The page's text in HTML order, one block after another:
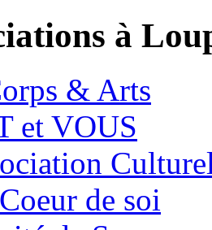
à
& Arts
et VOUS
de soi